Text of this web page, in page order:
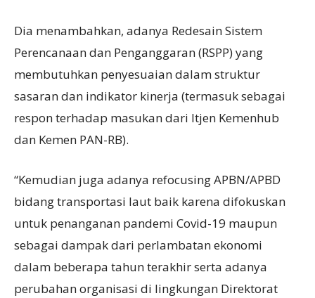
Dia menambahkan, adanya Redesain Sistem
Perencanaan dan Penganggaran (RSPP) yang
membutuhkan penyesuaian dalam struktur
sasaran dan indikator kinerja (termasuk sebagai
respon terhadap masukan dari Itjen Kemenhub
dan Kemen PAN-RB).
“Kemudian juga adanya refocusing APBN/APBD
bidang transportasi laut baik karena difokuskan
untuk penanganan pandemi Covid-19 maupun
sebagai dampak dari perlambatan ekonomi
dalam beberapa tahun terakhir serta adanya
perubahan organisasi di lingkungan Direktorat